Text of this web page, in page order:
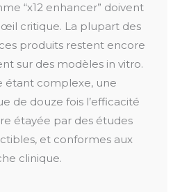
“x12 enhancer” doivent
critique. La plupart des
produits restent encore
sur des modèles in vitro.
étant complexe, une
de douze fois l’efficacité
étayée par des études
et conformes aux
clinique.